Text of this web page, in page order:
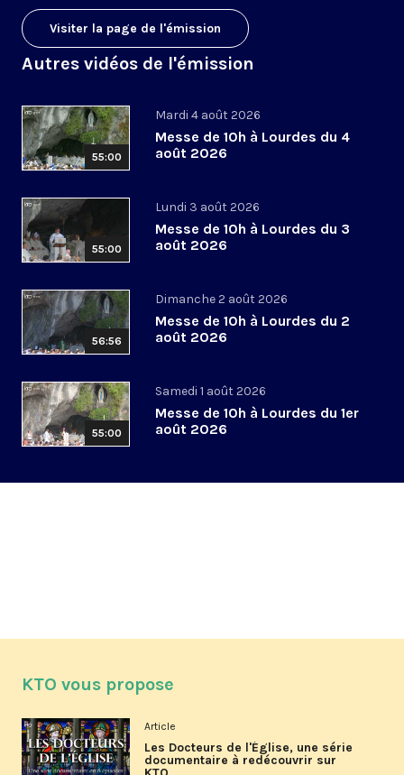
Visiter la page de l'émission
Autres vidéos de l'émission
55:00
Mardi 4 août 2026
Messe de 10h à Lourdes du 4
août 2026
55:00
Lundi 3 août 2026
Messe de 10h à Lourdes du 3
août 2026
56:56
Dimanche 2 août 2026
Messe de 10h à Lourdes du 2
août 2026
55:00
Samedi 1 août 2026
Messe de 10h à Lourdes du 1er
août 2026
KTO vous propose
Article
Les Docteurs de l'Église, une série
documentaire à redécouvrir sur